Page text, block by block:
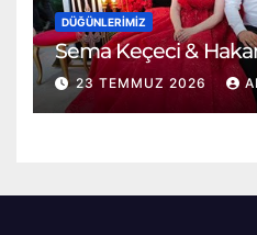
DÜĞÜNLERIMIZ
Sema Keçeci &
23 TEMMUZ 2026